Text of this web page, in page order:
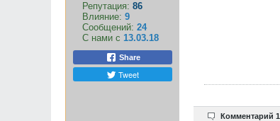
Репутация: 86
Влияние: 9
Сообщений: 24
С нами с 13.03.18
Share
Tweet
Комментарий 1